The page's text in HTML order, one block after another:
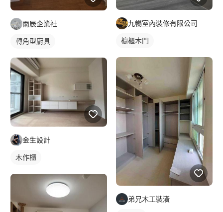
雨辰企業社
轉角型廚具
金生設計
木作櫃
九暢室內裝修有限公司
櫥櫃木門
弟兄木工裝潢